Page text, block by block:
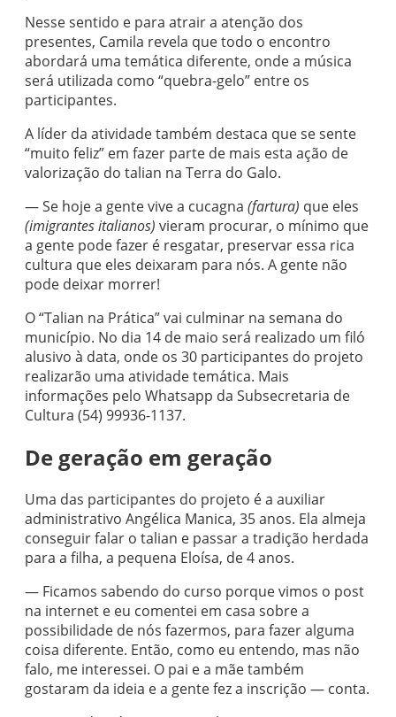
Nesse sentido e para atrair a atenção dos
presentes, Camila revela que todo o encontro
abordará uma temática diferente, onde a música
será utilizada como “quebra-gelo” entre os
participantes.
A líder da atividade também destaca que se sente
“muito feliz” em fazer parte de mais esta ação de
valorização do talian na Terra do Galo.
— Se hoje a gente vive a cucagna (fartura) que eles
(imigrantes italianos) vieram procurar, o mínimo que
a gente pode fazer é resgatar, preservar essa rica
cultura que eles deixaram para nós. A gente não
pode deixar morrer!
O “Talian na Prática” vai culminar na semana do
município. No dia 14 de maio será realizado um filó
alusivo à data, onde os 30 participantes do projeto
realizarão uma atividade temática. Mais
informações pelo Whatsapp da Subsecretaria de
Cultura (54) 99936-1137.
De geração em geração
Uma das participantes do projeto é a auxiliar
administrativo Angélica Manica, 35 anos. Ela almeja
conseguir falar o talian e passar a tradição herdada
para a filha, a pequena Eloísa, de 4 anos.
— Ficamos sabendo do curso porque vimos o post
na internet e eu comentei em casa sobre a
possibilidade de nós fazermos, para fazer alguma
coisa diferente. Então, como eu entendo, mas não
falo, me interessei. O pai e a mãe também
gostaram da ideia e a gente fez a inscrição — conta.